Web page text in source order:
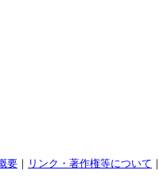
要 ｜ リンク・著作権等について